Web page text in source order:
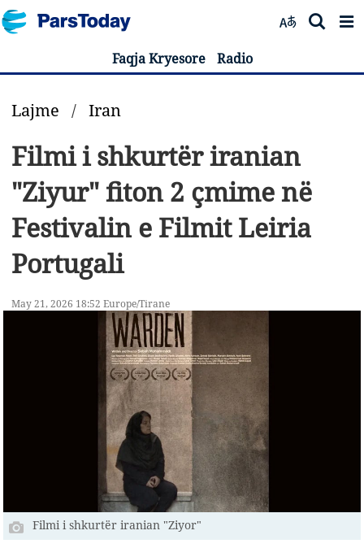
Faqja Kryesore Radio
Lajme / Iran
Filmi i shkurtër iranian
"Ziyur" fiton 2 çmime në
Festivalin e Filmit Leiria
Portugali
May 21, 2026 18:52 Europe/Tirane
Filmi i shkurtër iranian "Ziyor"